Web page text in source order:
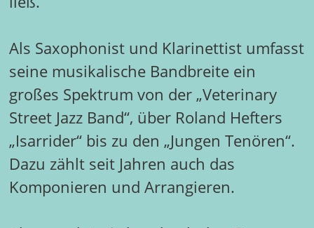
Als Saxophonist und Klarinettist umfasst
seine musikalische Bandbreite ein
großes Spektrum von der „Veterinary
Street Jazz Band“, über Roland Hefters
„Isarrider“ bis zu den „Jungen Tenören“.
Dazu zählt seit Jahren auch das
Komponieren und Arrangieren.